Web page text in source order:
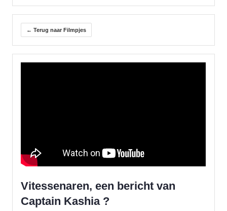
← Terug naar Filmpjes
Vitessenaren, een bericht van
Captain Kashia ?